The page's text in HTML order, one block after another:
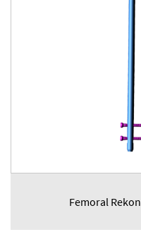
Femoral